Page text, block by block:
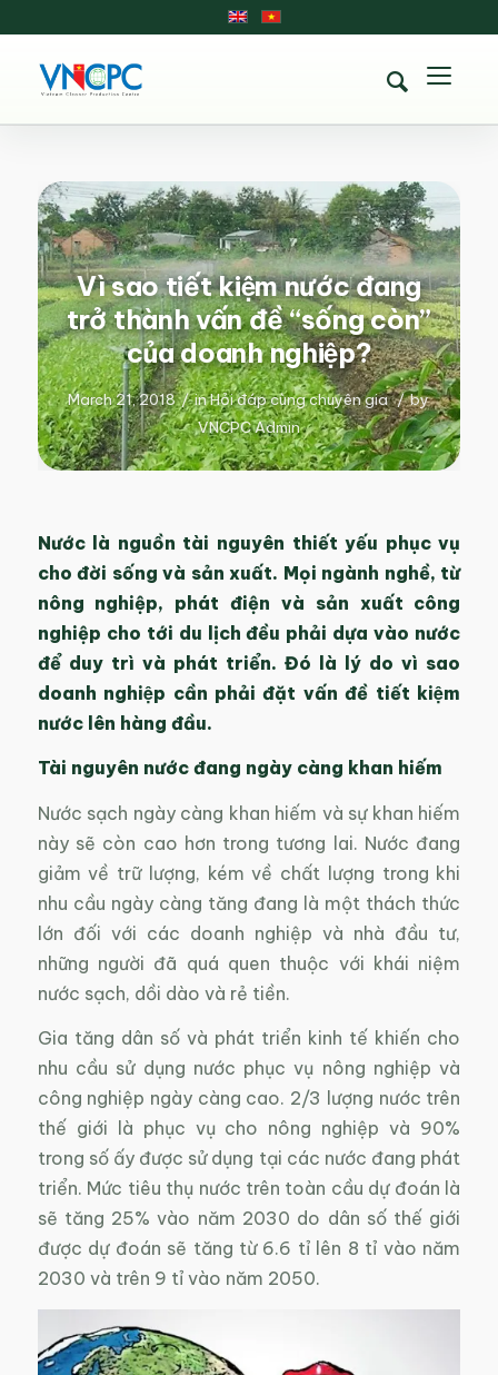
Vì sao tiết kiệm nước đang
trở thành vấn đề “sống còn”
của doanh nghiệp?
March 21, 2018 / inHỏi đáp cùng chuyên gia / by
VNCPC Admin
Nước là nguồn tài nguyên thiết yếu phục vụ
cho đời sống và sản xuất. Mọi ngành nghề, từ
nông nghiệp, phát điện và sản xuất công
nghiệp cho tới du lịch đều phải dựa vào nước
để duy trì và phát triển. Đó là lý do vì sao
doanh nghiệp cần phải đặt vấn đề tiết kiệm
nước lên hàng đầu.
Tài nguyên nước đang ngày càng khan hiếm
Nước sạch ngày càng khan hiếm và sự khan hiếm
này sẽ còn cao hơn trong tương lai. Nước đang
giảm về trữ lượng, kém về chất lượng trong khi
nhu cầu ngày càng tăng đang là một thách thức
lớn đối với các doanh nghiệp và nhà đầu tư,
những người đã quá quen thuộc với khái niệm
nước sạch, dồi dào và rẻ tiền.
Gia tăng dân số và phát triển kinh tế khiến cho
nhu cầu sử dụng nước phục vụ nông nghiệp và
công nghiệp ngày càng cao. 2/3 lượng nước trên
thế giới là phục vụ cho nông nghiệp và 90%
trong số ấy được sử dụng tại các nước đang phát
triển. Mức tiêu thụ nước trên toàn cầu dự đoán là
sẽ tăng 25% vào năm 2030 do dân số thế giới
được dự đoán sẽ tăng từ 6.6 tỉ lên 8 tỉ vào năm
2030 và trên 9 tỉ vào năm 2050.